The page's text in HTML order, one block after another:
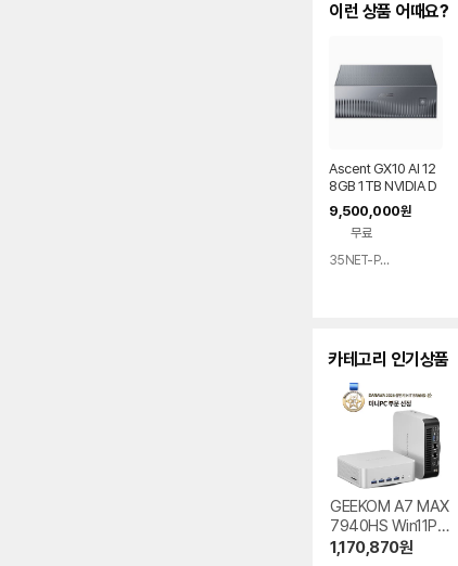
이런 상품 어때요?
Ascent GX10 AI 12
8GB 1TB NVIDIA D
GX Spark 기반 슈퍼
컴퓨터
9,500,000원
무료
35NET-PcWorld
카테고리 인기상품
GEEKOM A7 MAX
7940HS Win11Pr
o
1,170,870원